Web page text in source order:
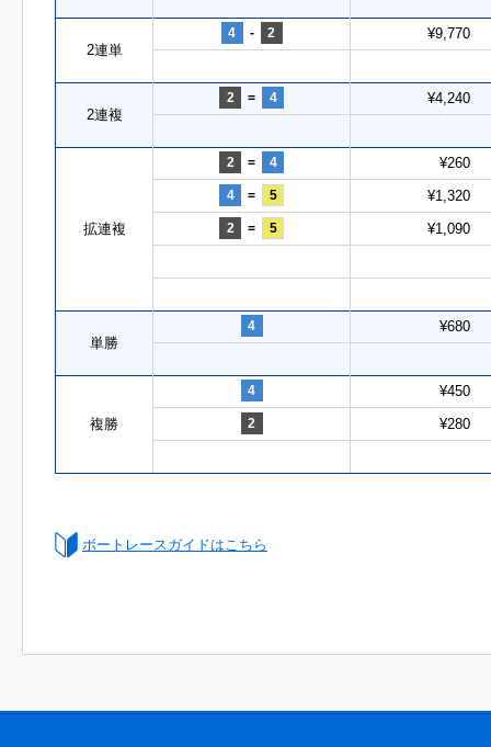
2連単
4 - 2 ¥9,770
2連複
2 = 4 ¥4,240
拡連複
2 = 4 ¥260
4 = 5 ¥1,320
2 = 5 ¥1,090
単勝
4 ¥680
複勝
4 ¥450
2 ¥280
ボートレースガイドはこちら